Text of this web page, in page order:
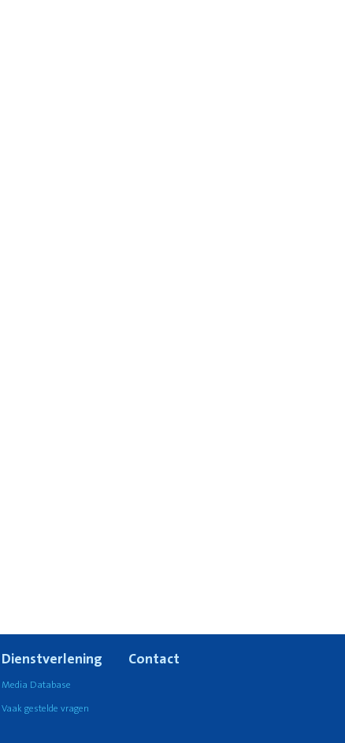
Dienstverlening
Media Database
Vaak gestelde vragen
Contact